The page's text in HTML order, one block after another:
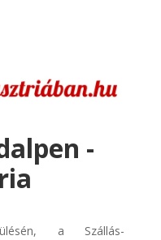
-
a Szállás-